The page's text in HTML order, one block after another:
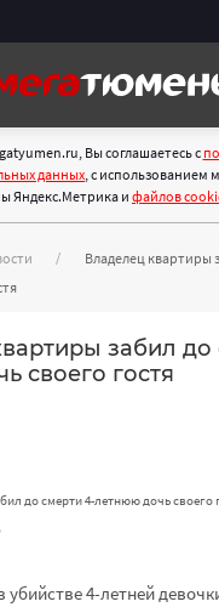
Вы соглашаетесь с
данных, с использованием
Яндекс.Метрика и файлов
Владелец квартиры
забил до
своего гостя
до смерти 4-летнюю дочь своего
4-летней